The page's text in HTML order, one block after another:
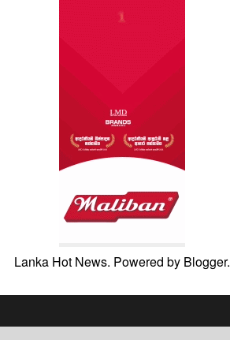
Lanka Hot News. Powered by Blogger.